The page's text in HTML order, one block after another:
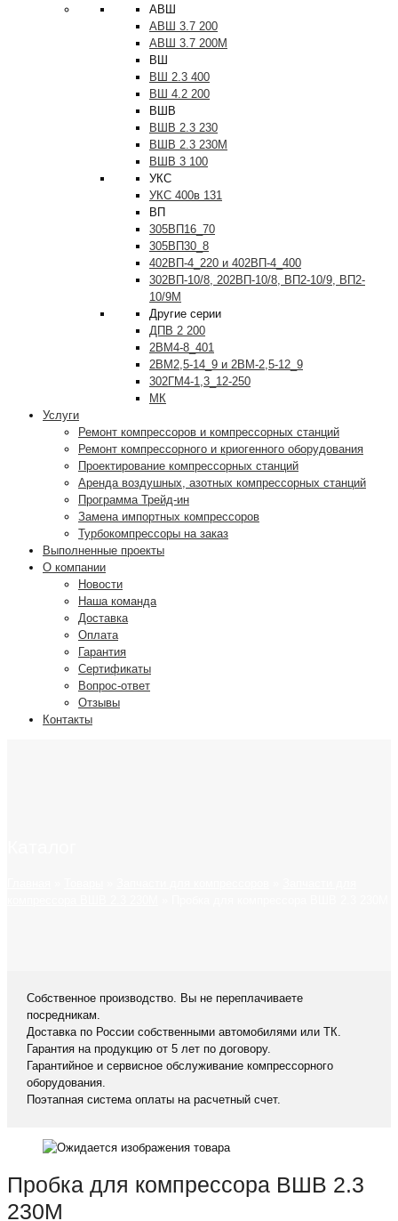
АВШ
АВШ 3.7 200
АВШ 3.7 200М
ВШ
ВШ 2.3 400
ВШ 4.2 200
ВШВ
ВШВ 2.3 230
ВШВ 2.3 230М
ВШВ 3 100
УКС
УКС 400в 131
ВП
305ВП16_70
305ВП30_8
402ВП-4_220 и 402ВП-4_400
302ВП-10/8, 202ВП-10/8, ВП2-10/9, ВП2-
10/9М
Другие серии
ДПВ 2 200
2ВМ4-8_401
2ВМ2,5-14_9 и 2ВМ-2,5-12_9
302ГМ4-1,3_12-250
МК
Услуги
Ремонт компрессоров и компрессорных станций
Ремонт компрессорного и криогенного оборудования
Проектирование компрессорных станций
Аренда воздушных, азотных компрессорных станций
Программа Трейд-ин
Замена импортных компрессоров
Турбокомпрессоры на заказ
Выполненные проекты
О компании
Новости
Наша команда
Доставка
Оплата
Гарантия
Сертификаты
Вопрос-ответ
Отзывы
Контакты
Собственное производство. Вы не переплачиваете
посредникам.
Доставка по России собственными автомобилями или ТК.
Гарантия на продукцию от 5 лет по договору.
Гарантийное и сервисное обслуживание компрессорного
оборудования.
Поэтапная система оплаты на расчетный счет.
Пробка для компрессора ВШВ 2.3
230М